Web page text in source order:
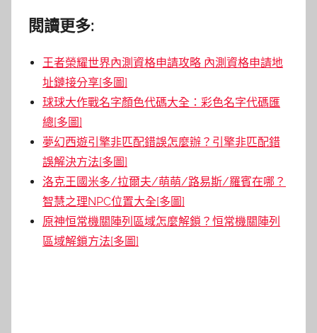
閱讀更多:
王者榮耀世界內測資格申請攻略 內測資格申請地
址鏈接分享[多圖]
球球大作戰名字顏色代碼大全：彩色名字代碼匯
總[多圖]
夢幻西遊引擎非匹配錯誤怎麼辦？引擎非匹配錯
誤解決方法[多圖]
洛克王國米多/拉爾夫/萌萌/路易斯/羅賓在哪？
智慧之理NPC位置大全[多圖]
原神恒常機關陣列區域怎麼解鎖？恒常機關陣列
區域解鎖方法[多圖]